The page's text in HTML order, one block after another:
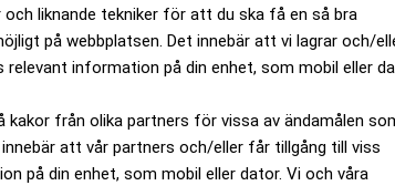
och liknande tekniker för att du ska få en så bra
på webbplatsen. Det innebär att vi lagrar och/
relevant information på din enhet, som mobil eller
kakor från olika partners för vissa av ändamålen
att vår partners och/eller får tillgång till viss
på din enhet, som mobil eller dator. Vi och våra
under tredje kvartalet, varav i tre av